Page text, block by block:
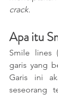
crack.
Apa itu
Smile lines
garis yang
Garis ini
seseorang